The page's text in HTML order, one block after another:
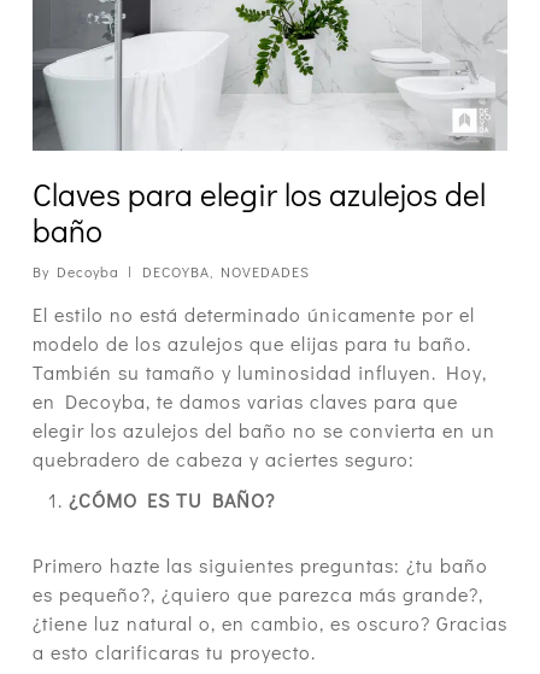
Claves para elegir los azulejos del
baño
By Decoyba DECOYBA NOVEDADES
El estilo no está determinado únicamente por el
modelo de los azulejos que elijas para tu baño.
También su tamaño y luminosidad influyen. Hoy,
en Decoyba, te damos varias claves para que
elegir los azulejos del baño no se convierta en un
quebradero de cabeza y aciertes seguro:
¿CÓMO ES TU BAÑO?
Primero hazte las siguientes preguntas: ¿tu baño
es pequeño?, ¿quiero que parezca más grande?,
¿tiene luz natural o, en cambio, es oscuro? Gracias
a esto clarificaras tu proyecto.